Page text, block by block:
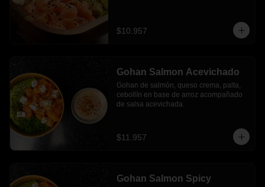
$10.957
Gohan Salmon Acevichado
Gohan de salmón, queso crema, palta,
cebollín en base de arroz acompañado
de salsa acevichada.
$11.957
Gohan Salmon Spicy